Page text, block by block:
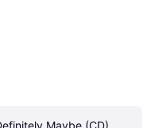
Maybe (CD)